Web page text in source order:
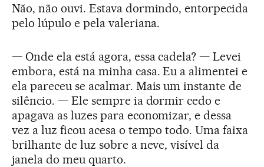
Não, não ouvi. Estava dormindo, entorpecida
pelo lúpulo e pela valeriana.
— Onde ela está agora, essa cadela? — Levei
embora, está na minha casa. Eu a alimentei e
ela pareceu se acalmar. Mais um instante de
silêncio. — Ele sempre ia dormir cedo e
apagava as luzes para economizar, e dessa
vez a luz ficou acesa o tempo todo. Uma faixa
brilhante de luz sobre a neve, visível da
janela do meu quarto.